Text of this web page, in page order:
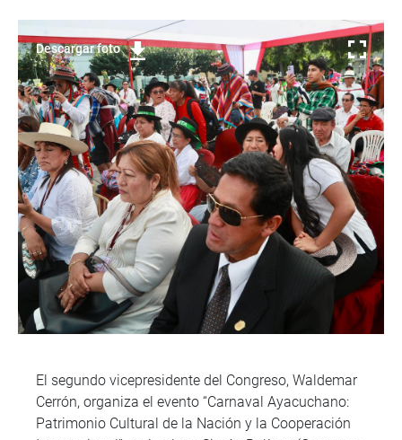
Descargar foto
El segundo vicepresidente del Congreso, Waldemar
Cerrón, organiza el evento “Carnaval Ayacuchano:
Patrimonio Cultural de la Nación y la Cooperación